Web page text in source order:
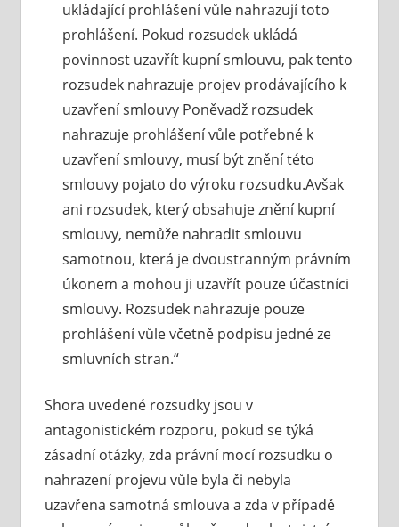
ukládající prohlášení vůle nahrazují toto
prohlášení. Pokud rozsudek ukládá
povinnost uzavřít kupní smlouvu, pak tento
rozsudek nahrazuje projev prodávajícího k
uzavření smlouvy Poněvadž rozsudek
nahrazuje prohlášení vůle potřebné k
uzavření smlouvy, musí být znění této
smlouvy pojato do výroku rozsudku.Avšak
ani rozsudek, který obsahuje znění kupní
smlouvy, nemůže nahradit smlouvu
samotnou, která je dvoustranným právním
úkonem a mohou ji uzavřít pouze účastníci
smlouvy. Rozsudek nahrazuje pouze
prohlášení vůle včetně podpisu jedné ze
smluvních stran.“
Shora uvedené rozsudky jsou v
antagonistickém rozporu, pokud se týká
zásadní otázky, zda právní mocí rozsudku o
nahrazení projevu vůle byla či nebyla
uzavřena samotná smlouva a zda v případě